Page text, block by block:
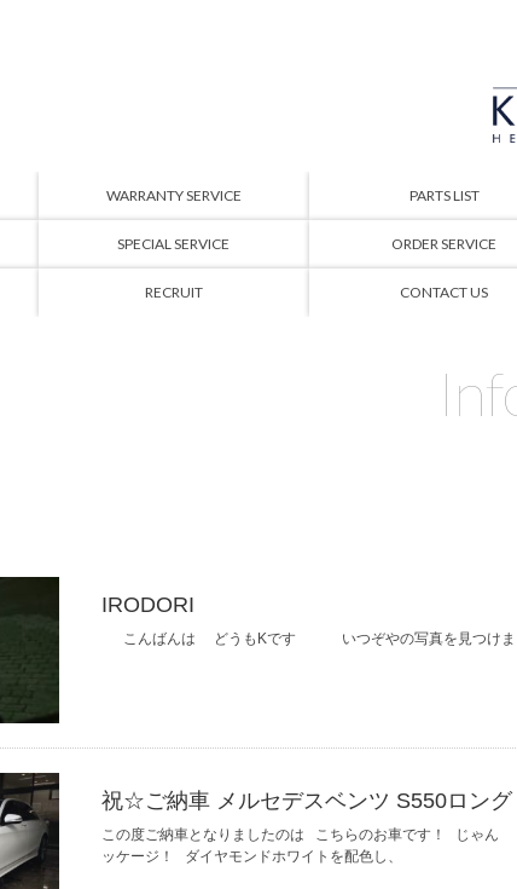
WARRANTY SERVICE PARTS LIST
SPECIAL SERVICE ORDER SERVICE
RECRUIT CONTACT US
IRODORI
こんばんは どうもKです いつぞやの写真を見つけま
祝☆ご納車 メルセデスベンツ S550ロング
この度ご納車となりましたのは こちらのお車です！ じゃん
ッケージ！ ダイヤモンドホワイトを配色し、